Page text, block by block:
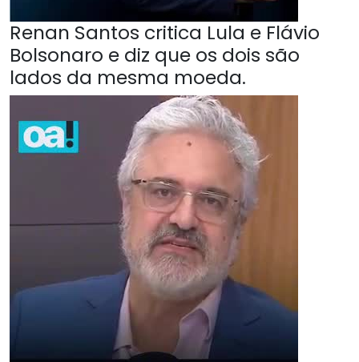
Renan Santos critica Lula e Flávio
Bolsonaro e diz que os dois são
lados da mesma moeda.